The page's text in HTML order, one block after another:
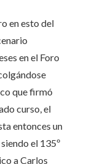
en esto del
en el Foro
que firmó
curso, el
entonces un
el 135º
a Carlos